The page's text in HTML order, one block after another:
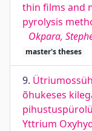
thin films and
pyrolysis
Okpara,
master's theses
9.
õhukeses
Yttrium